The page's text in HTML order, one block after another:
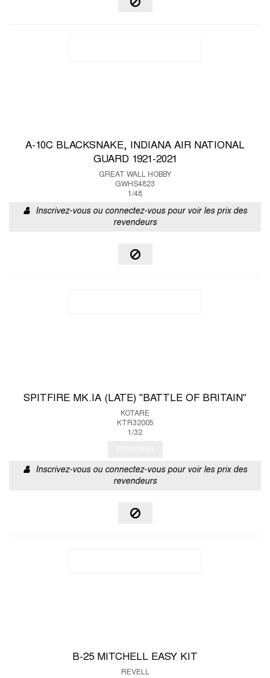
A-10C BLACKSNAKE, INDIANA AIR NATIONAL
GUARD 1921-2021
GREAT WALL HOBBY
GWHS4823
1/48
Inscrivez-vous ou connectez-vous pour voir les prix des
revendeurs
SPITFIRE MK.IA (LATE) "BATTLE OF BRITAIN"
KOTARE
KTR32005
1/32
Inscrivez-vous ou connectez-vous pour voir les prix des
revendeurs
B-25 MITCHELL EASY KIT
REVELL